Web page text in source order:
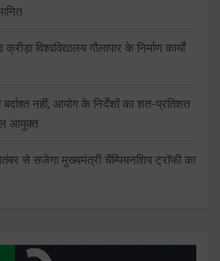
विश्वविद्यालय गौलापार के निर्माण कार्यों
बर्दाश्त नहीं, आयोग के निर्देशों का शत-प्रतिशत
आयुक्त
से सजेगा मुख्यमंत्री चैंम्पियनशिप ट्रॉफी का